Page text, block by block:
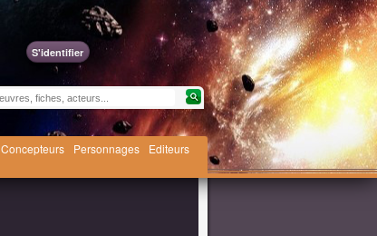
S'identifier
Concepteurs Personnages
Editeurs